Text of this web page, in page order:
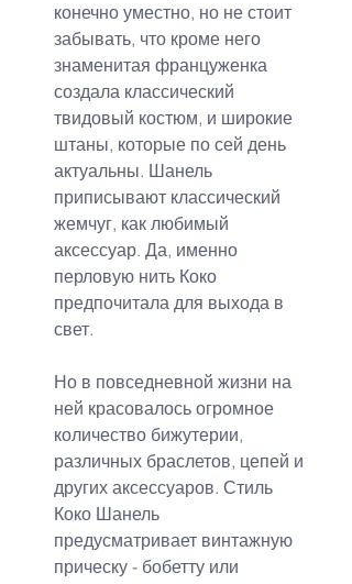
конечно уместно, но не стоит
забывать, что кроме него
знаменитая француженка
создала классический
твидовый костюм, и широкие
штаны, которые по сей день
актуальны. Шанель
приписывают классический
жемчуг, как любимый
аксессуар. Да, именно
перловую нить Коко
предпочитала для выхода в
свет.
Но в повседневной жизни на
ней красовалось огромное
количество бижутерии,
различных браслетов, цепей и
других аксессуаров. Стиль
Коко Шанель
предусматривает винтажную
прическу - бобетту или